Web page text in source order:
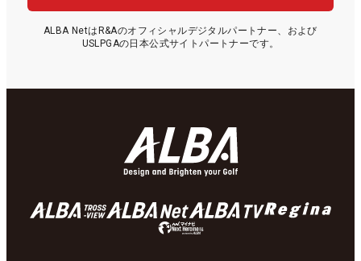
ALBA NetはR&Aのオフィシャルデジタルパートナー、および
USLPGAの日本公式サイトパートナーです。